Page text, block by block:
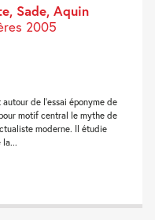
Sade, Aquin
2005
de l’essai éponyme de
motif central le mythe de
moderne. Il étudie
la...